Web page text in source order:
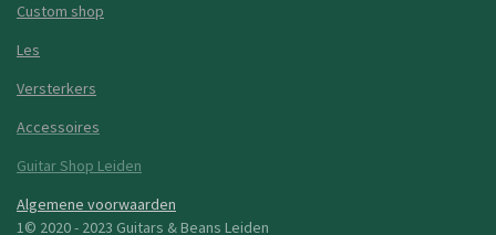
Custom shop
Les
Versterkers
Accessoires
Guitar Shop Leiden
Algemene voorwaarden
1© 2020 - 2023 Guitars & Beans Leiden